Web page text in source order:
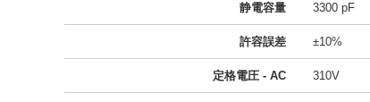
静電容量 3300 pF
許容誤差 ±10%
定格電圧 - AC 310V